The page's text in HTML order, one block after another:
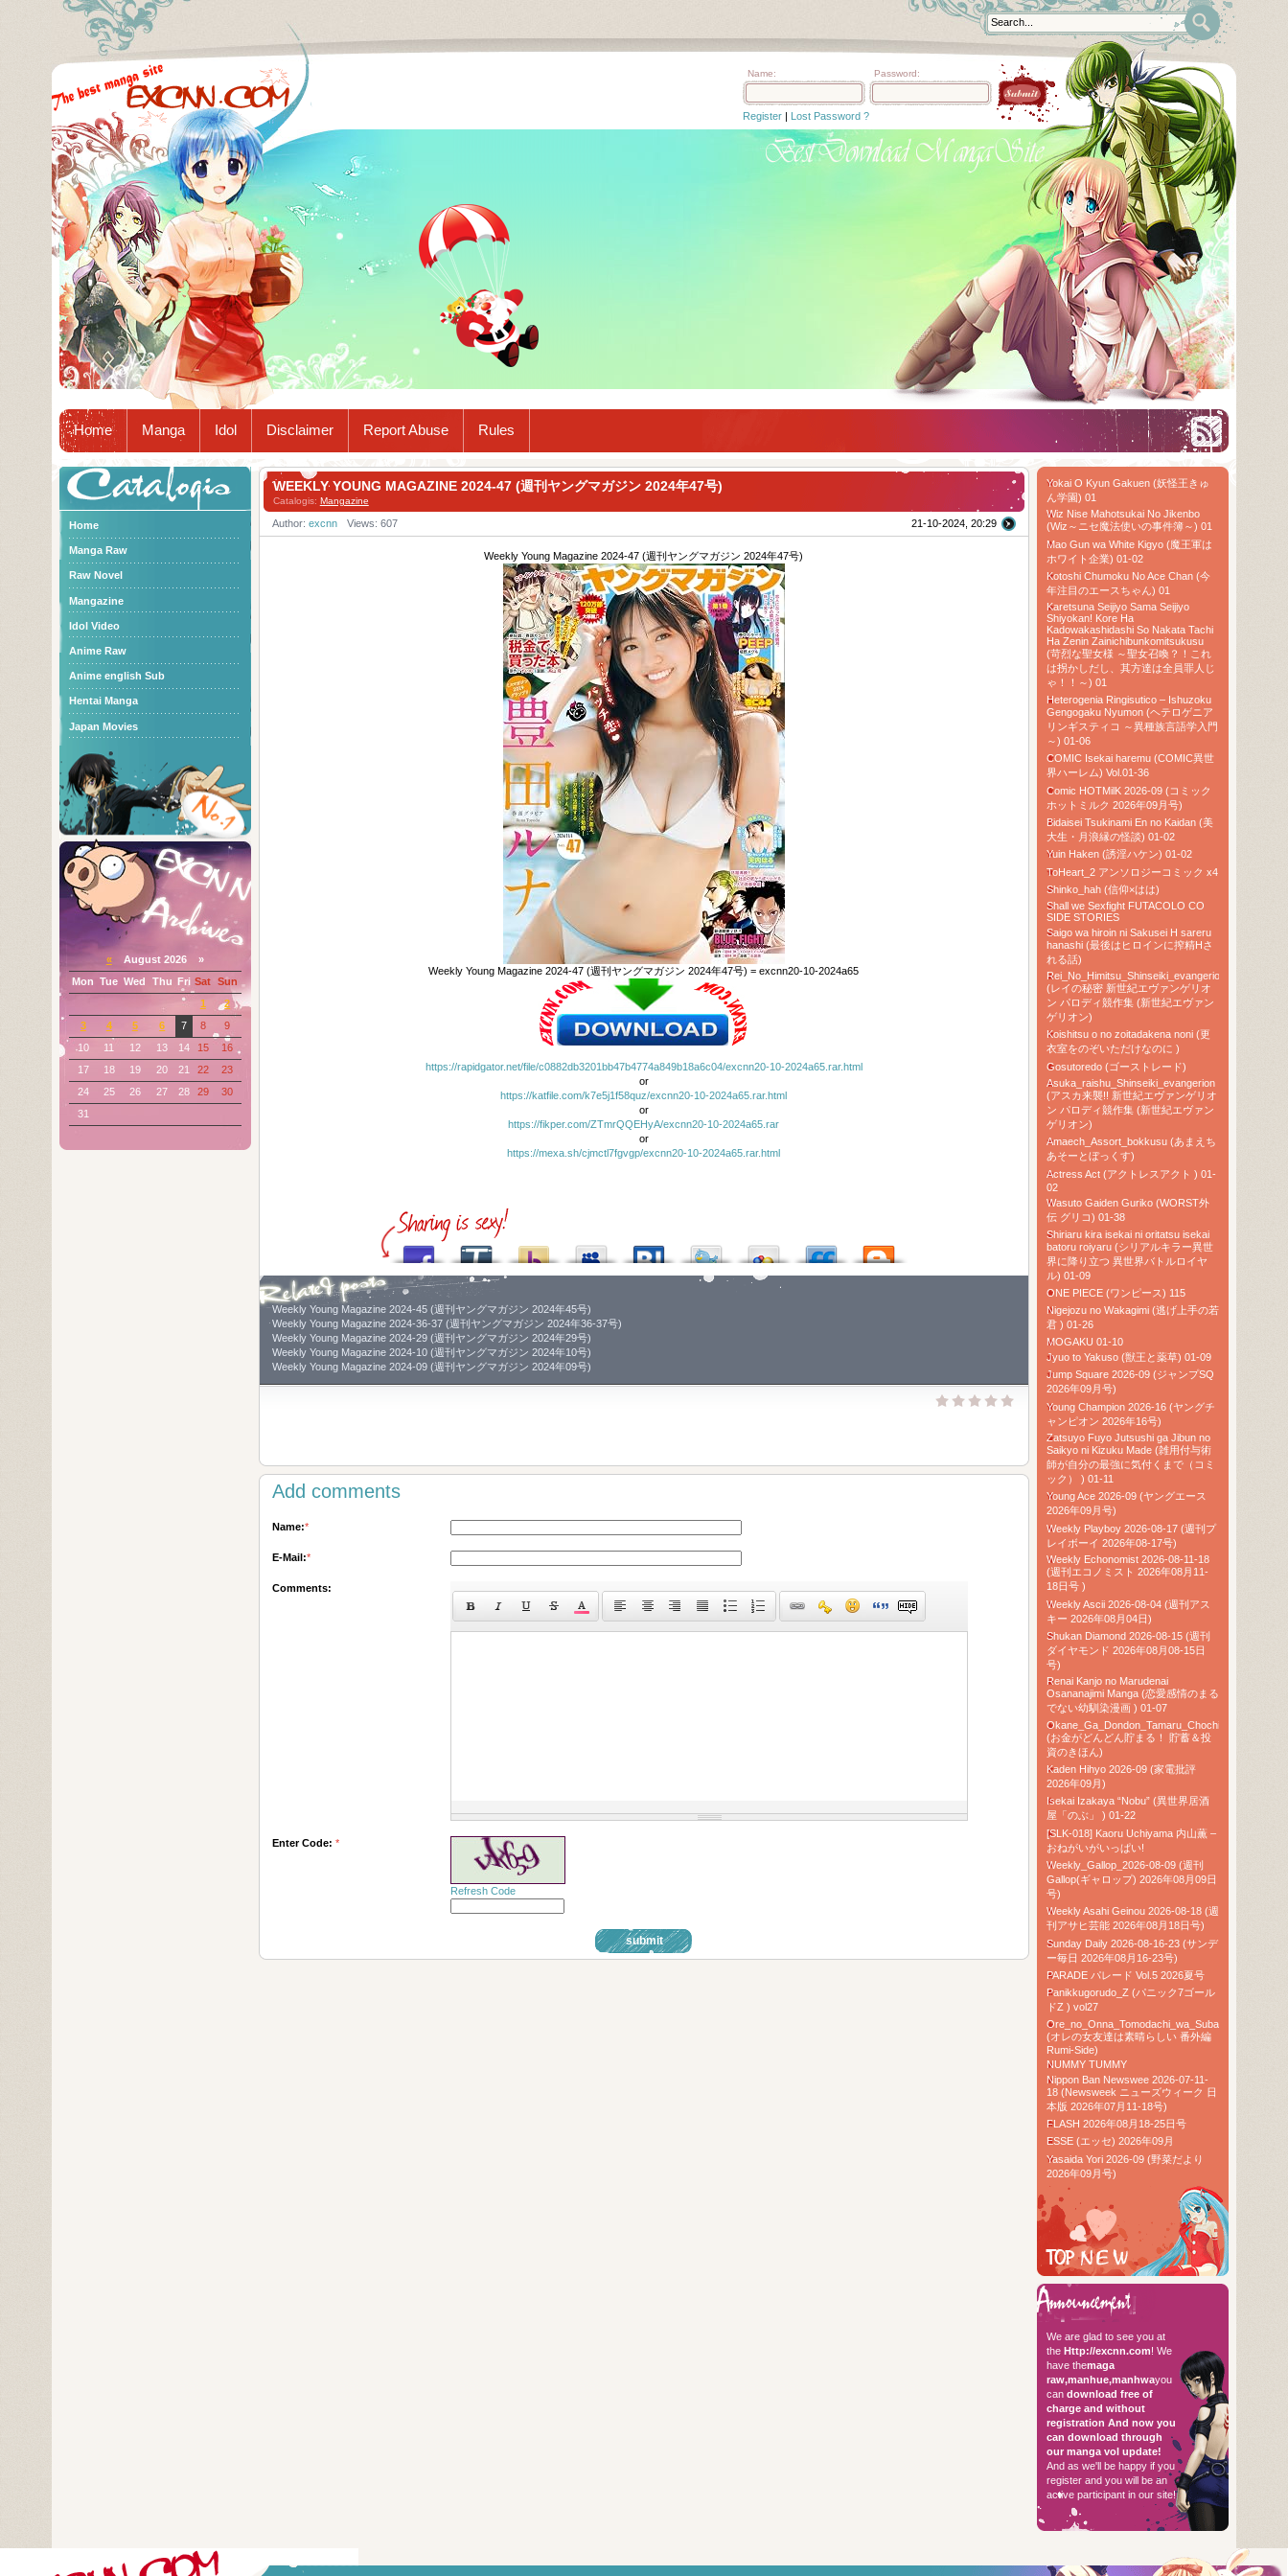
Excnn.com - Manga raw download...
Name: Password:
Register | Lost Password ?
Home Manga Idol Disclaimer Report Abuse Rules
WEEKLY YOUNG MAGAZINE 2024-47 (週刊ヤングマガジン 2024年47号)
Catalogis: Mangazine
21-10-2024, 20:29
Author: excnn Views: 607
Weekly Young Magazine 2024-47 (週刊ヤングマガジン 2024年47号)
Weekly Young Magazine 2024-47 (週刊ヤングマガジン 2024年47号) = excnn20-10-2024a65
https://rapidgator.net/file/c0882db3201bb47b4774a849b18a6c04/excnn20-10-2024a65.rar.html
or
https://katfile.com/k7e5j1f58quz/excnn20-10-2024a65.rar.html
or
https://fikper.com/ZTmrQQEHyA/excnn20-10-2024a65.rar
or
https://mexa.sh/cjmctl7fgvgp/excnn20-10-2024a65.rar.html
Weekly Young Magazine 2024-45 (週刊ヤングマガジン 2024年45号)
Weekly Young Magazine 2024-36-37 (週刊ヤングマガジン 2024年36-37号)
Weekly Young Magazine 2024-29 (週刊ヤングマガジン 2024年29号)
Weekly Young Magazine 2024-10 (週刊ヤングマガジン 2024年10号)
Weekly Young Magazine 2024-09 (週刊ヤングマガジン 2024年09号)
Add comments
Name:*
E-Mail:*
Comments:
Enter Code: *
Refresh Code
Yokai O Kyun Gakuen (妖怪王きゅ
ん学園) 01
Wiz Nise Mahotsukai No Jikenbo
(Wiz～ニセ魔法使いの事件簿～) 01
Mao Gun wa White Kigyo (魔王軍は
ホワイト企業) 01-02
Kotoshi Chumoku No Ace Chan (今
年注目のエースちゃん) 01
Karetsuna Seijiyo Sama Seijiyo
Shiyokan! Kore Ha
Kadowakashidashi So Nakata Tachi
Ha Zenin Zainichibunkomitsukusu
(苛烈な聖女様 ～聖女召喚？！これ
は拐かしだし、其方達は全員罪人じ
ゃ！！～) 01
Heterogenia Ringisutico – Ishuzoku
Gengogaku Nyumon (ヘテロゲニア
リンギスティコ ～異種族言語学入門
～) 01-06
COMIC Isekai haremu (COMIC異世
界ハーレム) Vol.01-36
Comic HOTMilK 2026-09 (コミック
ホットミルク 2026年09月号)
Bidaisei Tsukinami En no Kaidan (美
大生・月浪縁の怪談) 01-02
Yuin Haken (誘淫ハケン) 01-02
ToHeart_2 アンソロジーコミック x4
Shinko_hah (信仰×はは)
Shall we Sexfight FUTACOLO CO
SIDE STORIES
Saigo wa hiroin ni Sakusei H sareru
hanashi (最後はヒロインに搾精Hさ
れる話)
Rei_No_Himitsu_Shinseiki_evangerion
(レイの秘密 新世紀エヴァンゲリオ
ン パロディ競作集 (新世紀エヴァン
ゲリオン)
Koishitsu o no zoitadakena noni (更
衣室をのぞいただけなのに )
Gosutoredo (ゴーストレード)
Asuka_raishu_Shinseiki_evangerion
(アスカ来襲!! 新世紀エヴァンゲリオ
ン パロディ競作集 (新世紀エヴァン
ゲリオン)
Amaech_Assort_bokkusu (あまえち
あそーとぼっくす)
Actress Act (アクトレスアクト ) 01-
02
Wasuto Gaiden Guriko (WORST外
伝 グリコ) 01-38
Shiriaru kira isekai ni oritatsu isekai
batoru roiyaru (シリアルキラー異世
界に降り立つ 異世界バトルロイヤ
ル) 01-09
ONE PIECE (ワンピース) 115
Nigejozu no Wakagimi (逃げ上手の若
君 ) 01-26
MOGAKU 01-10
Jyuo to Yakuso (獣王と薬草) 01-09
Jump Square 2026-09 (ジャンプSQ
2026年09月号)
Young Champion 2026-16 (ヤングチ
ャンピオン 2026年16号)
Zatsuyo Fuyo Jutsushi ga Jibun no
Saikyo ni Kizuku Made (雑用付与術
師が自分の最強に気付くまで（コミ
ック） ) 01-11
Young Ace 2026-09 (ヤングエース
2026年09月号)
Weekly Playboy 2026-08-17 (週刊プ
レイボーイ 2026年08-17号)
Weekly Echonomist 2026-08-11-18
(週刊エコノミスト 2026年08月11-
18日号 )
Weekly Ascii 2026-08-04 (週刊アス
キー 2026年08月04日)
Shukan Diamond 2026-08-15 (週刊
ダイヤモンド 2026年08月08-15日
号)
Renai Kanjo no Marudenai
Osananajimi Manga (恋愛感情のまる
でない幼馴染漫画 ) 01-07
Okane_Ga_Dondon_Tamaru_Chochiku
(お金がどんどん貯まる！ 貯蓄＆投
資のきほん)
Kaden Hihyo 2026-09 (家電批評
2026年09月)
Isekai Izakaya “Nobu” (異世界居酒
屋「のぶ」 ) 01-22
[SLK-018] Kaoru Uchiyama 内山薫 –
おねがいがいっぱい!
Weekly_Gallop_2026-08-09 (週刊
Gallop(ギャロップ) 2026年08月09日
号)
Weekly Asahi Geinou 2026-08-18 (週
刊アサヒ芸能 2026年08月18日号)
Sunday Daily 2026-08-16-23 (サンデ
ー毎日 2026年08月16-23号)
PARADE パレード Vol.5 2026夏号
Panikkugorudo_Z (パニック7ゴール
ドZ ) vol27
Ore_no_Onna_Tomodachi_wa_Subarashii
(オレの女友達は素晴らしい 番外編
Rumi-Side)
NUMMY TUMMY
Nippon Ban Newswee 2026-07-11-
18 (Newsweek ニューズウィーク 日
本版 2026年07月11-18号)
FLASH 2026年08月18-25日号
ESSE (エッセ) 2026年09月
Yasaida Yori 2026-09 (野菜だより
2026年09月号)
We are glad to see you at
theHttp://excnn.com! We
have themaga
raw,manhue,manhwayou
candownload free of
charge and without
registration And now you
can download through
our manga vol update!
And as we'll be happy if you
register and you will be an
active participant in our site!
Catalogis
Home
Manga Raw
Raw Novel
Mangazine
Idol Video
Anime Raw
Anime english Sub
Hentai Manga
Japan Movies
«August 2026 »
Mon
Tue Wed Thu Fri Sat Sun
1
2
3
4 5 6 7 8
9
10
11 12 13 14 15
16
17
18 19 20 21 22
23
24
25 26 27 28 29
30
31